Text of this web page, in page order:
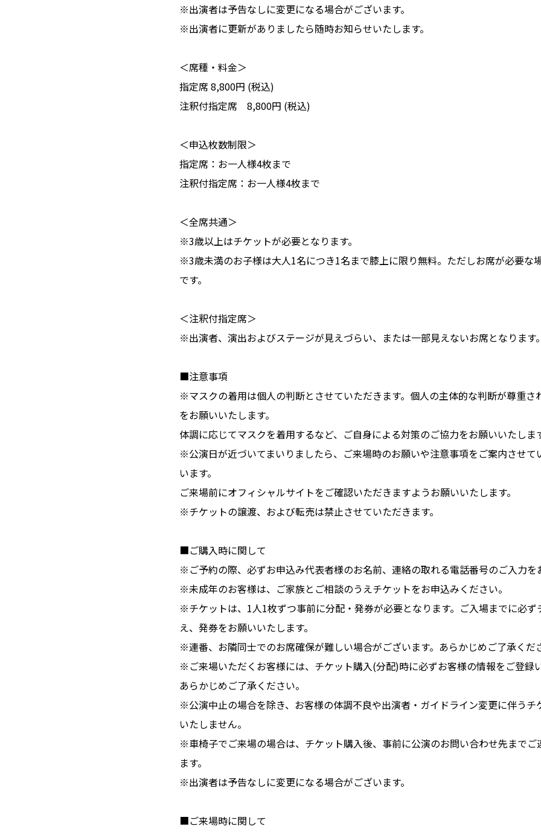
※出演者は予告なしに変更になる場合がございます。
※出演者に更新がありましたら随時お知らせいたします。
＜席種・料金＞
指定席 8,800円 (税込)
注釈付指定席 8,800円 (税込)
＜申込枚数制限＞
指定席：お一人様4枚まで
注釈付指定席：お一人様4枚まで
＜全席共通＞
※3歳以上はチケットが必要となります。
※3歳未満のお子様は大人1名につき1名まで膝上に限り無料。ただしお席が必要な
です。
＜注釈付指定席＞
※出演者、演出およびステージが見えづらい、または一部見えないお席となります。
■注意事項
※マスクの着用は個人の判断とさせていただきます。個人の主体的な判断が尊重さ
をお願いいたします。
体調に応じてマスクを着用するなど、ご自身による対策のご協力をお願いいたしま
※公演日が近づいてまいりましたら、ご来場時のお願いや注意事項をご案内させて
います。
ご来場前にオフィシャルサイトをご確認いただきますようお願いいたします。
※チケットの譲渡、および転売は禁止させていただきます。
■ご購入時に関して
※ご予約の際、必ずお申込み代表者様のお名前、連絡の取れる電話番号のご入力を
※未成年のお客様は、ご家族とご相談のうえチケットをお申込みください。
※チケットは、1人1枚ずつ事前に分配・発券が必要となります。ご入場までに必ず
え、発券をお願いいたします。
※連番、お隣同士でのお席確保が難しい場合がございます。あらかじめご了承くだ
※ご来場いただくお客様には、チケット購入(分配)時に必ずお客様の情報をご登録
あらかじめご了承ください。
※公演中止の場合を除き、お客様の体調不良や出演者・ガイドライン変更に伴うチ
いたしません。
※車椅子でご来場の場合は、チケット購入後、事前に公演のお問い合わせ先までご
ます。
※出演者は予告なしに変更になる場合がございます。
■ご来場時に関して